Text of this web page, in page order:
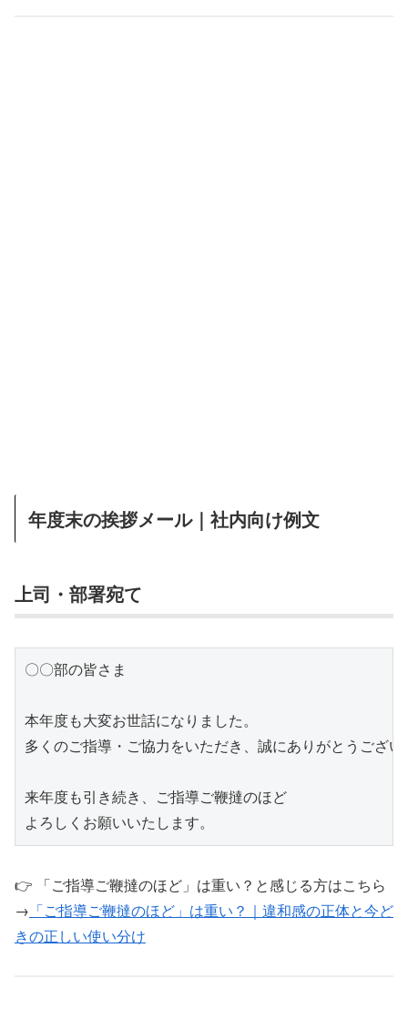
年度末の挨拶メール｜社内向け例文
上司・部署宛て
〇〇部の皆さま
本年度も大変お世話になりました。
多くのご指導・ご協力をいただき、誠にありがとうござい
来年度も引き続き、ご指導ご鞭撻のほど
👉 「ご指導ご鞭撻のほど」は重い？と感じる方はこちら
→ 「ご指導ご鞭撻のほど」は重い？｜違和感の正体と今ど
きの正しい使い分け